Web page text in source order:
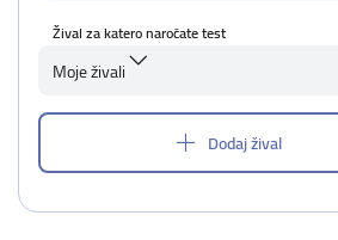
Žival za katero naročate test
Moje živali
Dodaj žival